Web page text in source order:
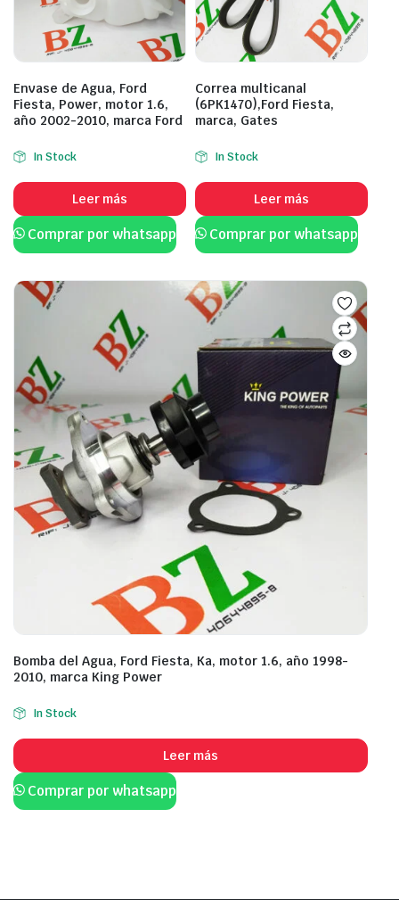
Envase de Agua, Ford
Fiesta, Power, motor 1.6,
año 2002-2010, marca Ford
In Stock
Leer más
Comprar por whatsapp
Correa multicanal
(6PK1470),Ford Fiesta,
marca, Gates
In Stock
Leer más
Comprar por whatsapp
Bomba del Agua, Ford Fiesta, Ka, motor 1.6, año 1998-
2010, marca King Power
In Stock
Leer más
Comprar por whatsapp